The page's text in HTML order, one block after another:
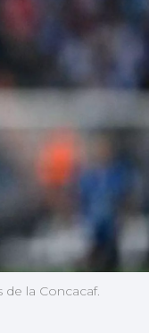
la Concacaf.